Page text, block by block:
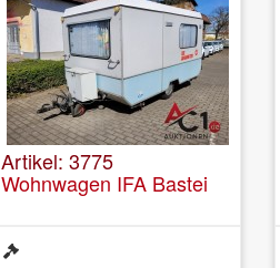
Artikel: 3775
Wohnwagen IFA Bastei